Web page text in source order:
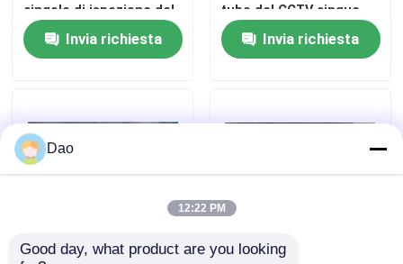
Casa
Circa noi
cingolo di ispezione del
robot robot
dell'attrezzatura
Invia richiesta
tubo del CCTV cinque
metri cabla D18
Invia richiesta
Dao
12:22 PM
Good day, what product are you looking